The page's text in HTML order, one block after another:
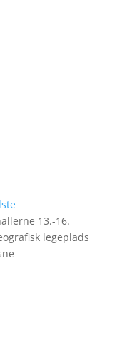
13.-16.
legeplads